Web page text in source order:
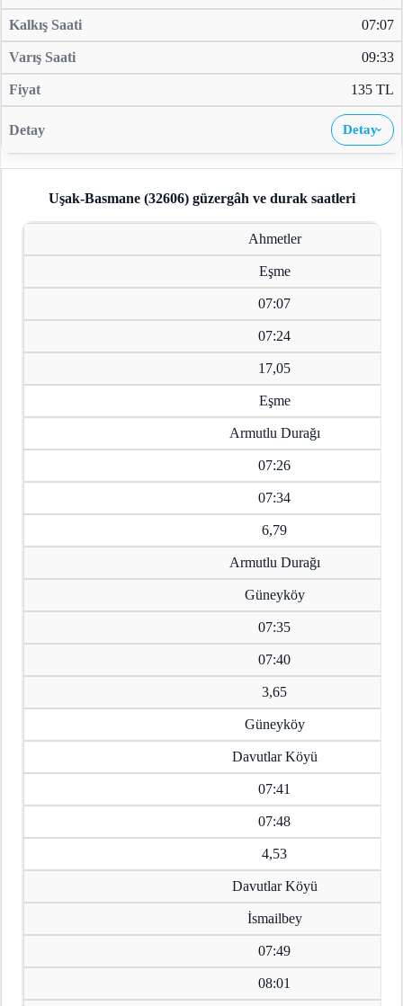
07:07
09:33
135 TL
Detay›
Uşak-Basmane (32606)güzergâh ve durak saatleri
Ahmetler
Eşme
07:07
07:24
17,05
Eşme
Armutlu Durağı
07:26
07:34
6,79
Armutlu Durağı
Güneyköy
07:35
07:40
3,65
Güneyköy
Davutlar Köyü
07:41
07:48
4,53
Davutlar Köyü
İsmailbey
07:49
08:01